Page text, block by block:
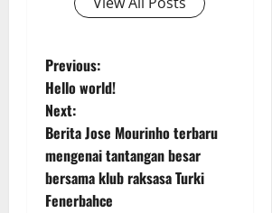
P
o
s
t
Previous:
Hello world!
Next:
Berita Jose Mourinho terbaru
mengenai tantangan besar
bersama klub raksasa Turki
Fenerbahce